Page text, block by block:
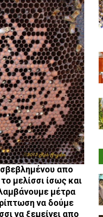
απο
μελίσσι ίσως και
μέτρα
να δούμε
να ξεμείνει απο